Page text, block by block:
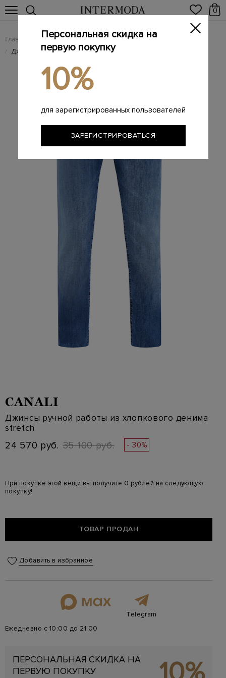
0
Главная Мужчинам / Одежда / Мужские джинсы
/ Джинсы ручной работы из хлопкового денима stretch
CANALI
Джинсы ручной работы из хлопкового денима
stretch
24 570 руб. 35 100 руб. - 30%
При покупке этой вещи вы получите 0 рублей на следующую
покупку!
ТОВАР ПРОДАН
Добавить в избранное
Telegram
Ежедневно с 10:00 до 21:00
ПЕРСОНАЛЬНАЯ СКИДКА НА
ПЕРВУЮ ПОКУПКУ
Персональная скидка на
первую покупку
10%
для зарегистрированных пользователей
ЗАРЕГИСТРИРОВАТЬСЯ